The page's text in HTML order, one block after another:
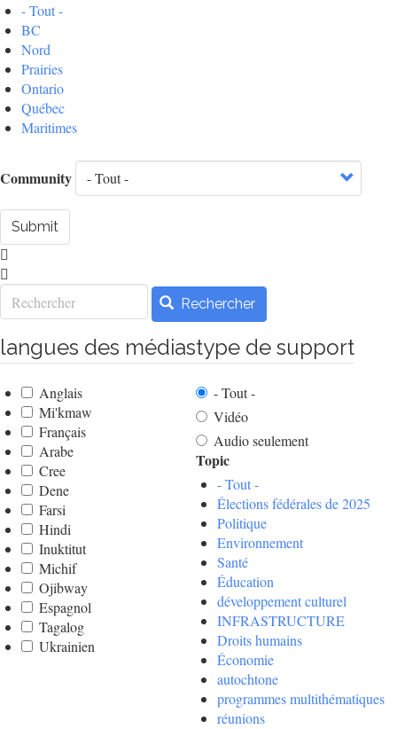
- Tout -
BC
Nord
Prairies
Ontario
Québec
Maritimes
Community
Submit
Rechercher
Rechercher
langues des médias
Anglais
Mi'kmaw
Français
Arabe
Cree
Dene
Farsi
Hindi
Inuktitut
Michif
Ojibway
Espagnol
Tagalog
Ukrainien
type de support
- Tout -
Vidéo
Audio seulement
Topic
- Tout -
Élections fédérales de 2025
Politique
Environnement
Santé
Éducation
développement culturel
INFRASTRUCTURE
Droits humains
Économie
autochtone
programmes multithématiques
réunions